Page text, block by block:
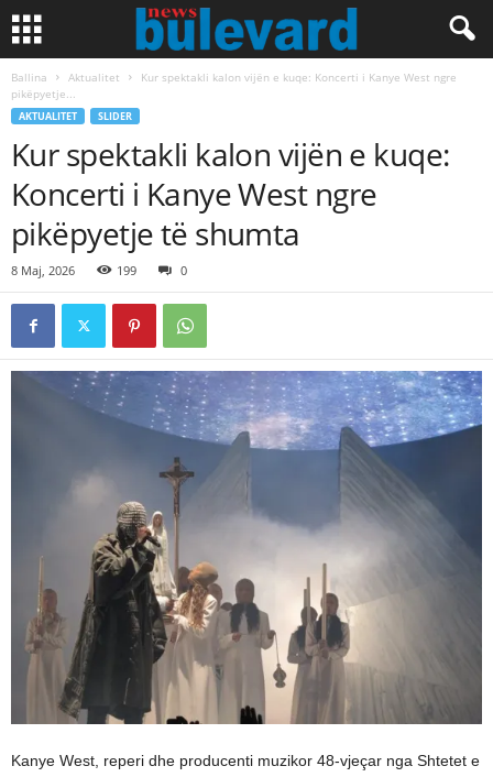
Ballina Aktualitet
Kur spektakli kalon vijën e kuqe: Koncerti i Kanye West ngre
pikëpyetje...
AKTUALITET SLIDER
Kur spektakli kalon vijën e kuqe:
Koncerti i Kanye West ngre
pikëpyetje të shumta
8 Maj, 2026 199 0
Kanye West, reperi dhe producenti muzikor 48-vjeçar nga Shtetet e